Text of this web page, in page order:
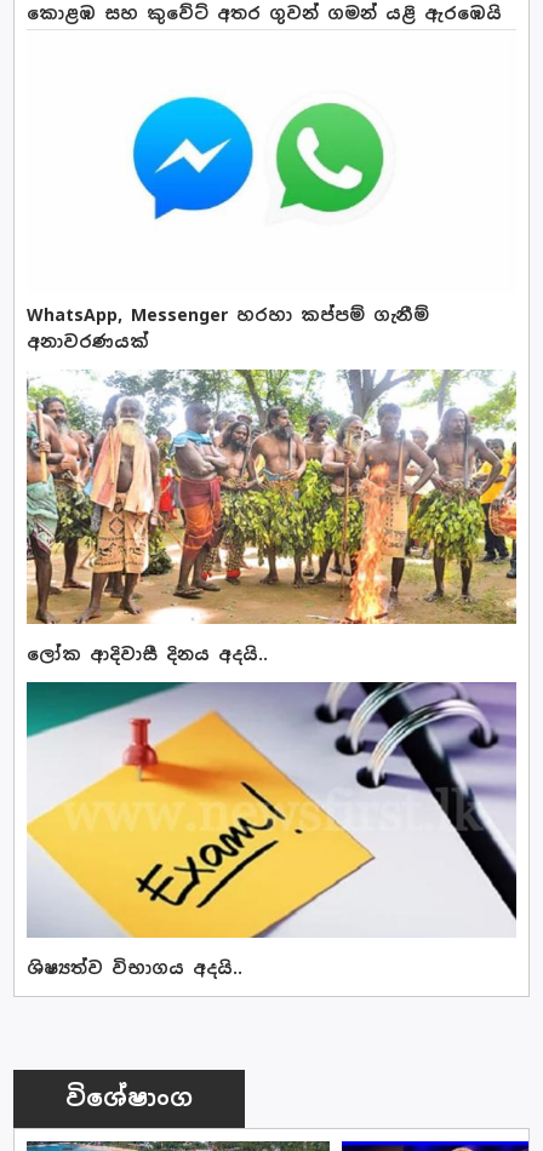
කොළඹ සහ කුවේට් අතර ගුවන් ගමන් යළි ඇරඹෙයි
WhatsApp, Messenger හරහා කප්පම් ගැනීම්
අනාවරණයක්
ලෝක ආදිවාසී දිනය අදයි..
ශිෂ්‍යත්ව විභාගය අදයි..
විශේෂාංග